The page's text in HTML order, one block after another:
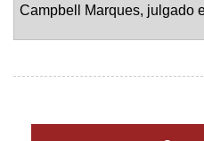
Campbell Marques, julgado